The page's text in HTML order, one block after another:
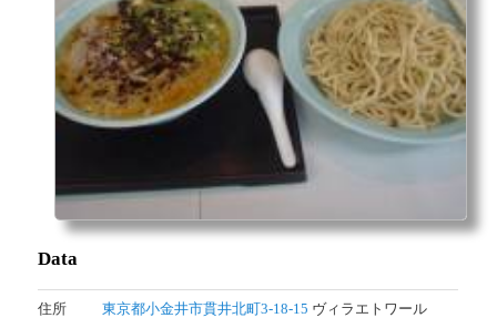
Data
住所 東京都小金井市貫井北町3-18-15 ヴィラエトワール